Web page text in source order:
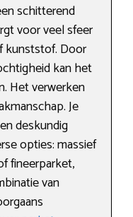
schitterend
voor veel sfeer
kunststof. Door
kan het
Het verwerken
Je
deskundig
opties: massief
fineerparket,
van